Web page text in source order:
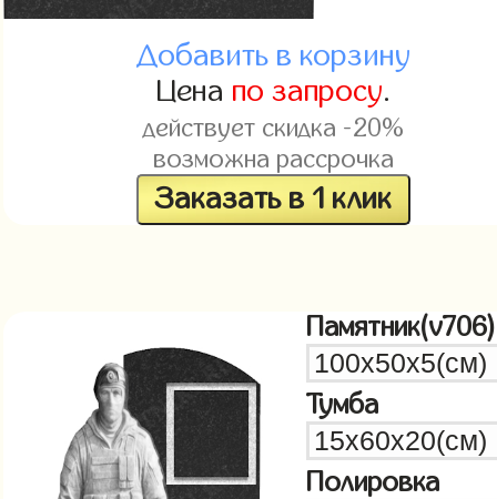
Добавить в корзину
Цена по запросу.
действует скидка -20%
возможна рассрочка
Заказать в 1 клик
Памятник(v706)
Тумба
Полировка